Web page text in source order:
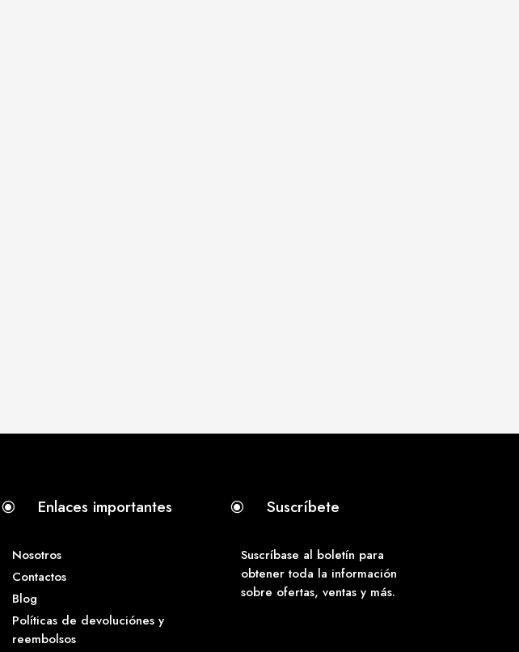
\ Enlaces importantes
Nosotros
Contactos
Blog
Políticas de devoluciónes y
reembolsos
\ Suscríbete
Suscríbase al boletín para
obtener toda la información
sobre ofertas, ventas y más.